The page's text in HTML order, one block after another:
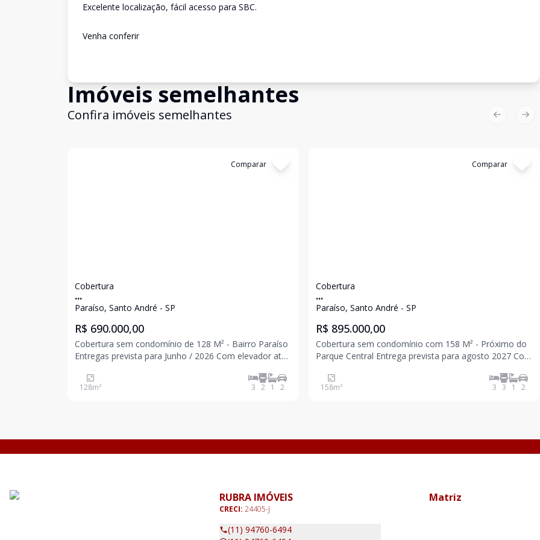
Excelente localização, fácil acesso para SBC.
Venha conferir
Imóveis semelhantes
Confira imóveis semelhantes
Comparar
Cobertura
...
Paraíso, Santo André - SP
R$ 690.000,00
Cobertura sem condomínio de 128 M² - Bairro Paraíso
Entregas prevista para Junho / 2026 Com elevador até
banheiro Sala ampla Cozinha Acesso interno para
cobertura Parcialmente coberta Área
128m² 3 2 1 2
Comparar
Cobertura
...
Paraíso, Santo André - SP
R$ 895.000,00
Cobertura sem condomínio com 158 M² - Próximo do
Parque Central Entrega prevista para agosto 2027 Com
banheiro Sala Cozinha Acesso interno para cobertura
Parcialmente coberta Lavabo Área
158m² 3 3 1 2
Previous
RUBRA IMÓVEIS
CRECI: 24405-J
(11) 94760-6494
Matriz